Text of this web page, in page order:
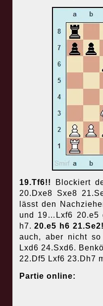
19.Tf6!!
Blockiert
20.Dxe8 Sxe8
lässt den
und 19…Lxf6 20.e5
h7.20.e5 h6 21.Se2!
auch, aber nicht
Lxd6 24.Sxd6.
22.Df5 Lxf6 23.Dh7
Partie online: